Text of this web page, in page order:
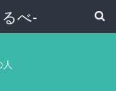
べ-